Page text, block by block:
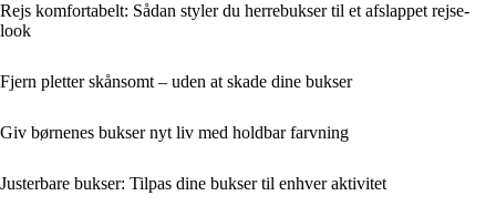
Rejs komfortabelt: Sådan styler du herrebukser til et afslappet rejse-
look
Fjern pletter skånsomt – uden at skade dine bukser
Giv børnenes bukser nyt liv med holdbar farvning
Justerbare bukser: Tilpas dine bukser til enhver aktivitet